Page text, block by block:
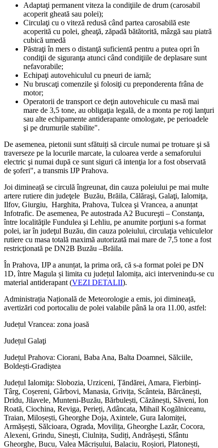
Adaptaţi permanent viteza la condiţiile de drum (carosabil
acoperit gheată sau polei);
Circulaţi cu o viteză redusă când partea carosabilă este
acoperită cu polei, gheaţă, zăpadă bătătorită, mâzgă sau piatră
cubică umedă
Păstraţi în mers o distanţă suficientă pentru a putea opri în
condiţii de siguranţa atunci când condiţiile de deplasare sunt
nefavorabile;
Echipaţi autovehiculul cu pneuri de iarnă;
Nu bruscaţi comenzile şi folosiţi cu preponderenta frâna de
motor;
Operatorii de transport ce deţin autovehicule cu masă mai
mare de 3,5 tone, au obligaţia legală, de a monta pe roţi lanţuri
sau alte echipamente antiderapante omologate, pe perioadele
şi pe drumurile stabilite".
De asemenea, pietonii sunt sfătuiți să circule numai pe trotuare şi să
traverseze pe la locurile marcate, la culoarea verde a semaforului
electric şi numai după ce sunt siguri că intenţia lor a fost observată
de şoferi", a transmis IJP Prahova.
Joi dimineață se circulă îngreunat, din cauza poleiului pe mai multe
artere rutiere din judeţele Buzău, Brăila, Călăraşi, Galaţi, Ialomiţa,
Ilfov, Giurgiu, Harghita, Prahova, Tulcea şi Vrancea, a anunțat
Infotrafic. De asemenea, Pe autostrada A2 Bucureşti – Constanţa,
între localităţile Fundulea şi Lehliu, pe anumite porţiuni s-a format
polei, iar în judeţul Buzău, din cauza poleiului, circulaţia vehiculelor
rutiere cu masa totală maximă autorizată mai mare de 7,5 tone a fost
restricţionată pe DN2B Buzău –Brăila.
În Prahova, IJP a anunțat, la prima oră, că s-a format polei pe DN
1D, între Magula și limita cu județul Ialomița, aici intervenindu-se cu
material antiderapant (VEZI DETALII).
Administrația Națională de Meteorologie a emis, joi dimineață,
avertizări cod portocaliu de polei valabile până la ora 11.00, astfel:
Județul Vrancea: zona joasă
Județul Galaţi
Județul Prahova: Ciorani, Baba Ana, Balta Doamnei, Sălciile,
Boldești-Gradiștea
Județul Ialomiţa: Slobozia, Urziceni, Țăndărei, Amara, Fierbinți-
Târg, Coșereni, Gârbovi, Manasia, Grivița, Scânteia, Bărcănești,
Dridu, Jilavele, Munteni-Buzău, Bărbulești, Căzănești, Săveni, Ion
Roată, Ciochina, Reviga, Perieți, Adâncata, Mihail Kogălniceanu,
Traian, Miloșești, Gheorghe Doja, Axintele, Gura Ialomiței,
Armășești, Sălcioara, Ograda, Movilița, Gheorghe Lazăr, Cocora,
Alexeni, Grindu, Sinești, Ciulnița, Sudiți, Andrășești, Sfântu
Gheorghe, Bucu, Valea Măcrișului, Balaciu, Roșiori, Platonești,